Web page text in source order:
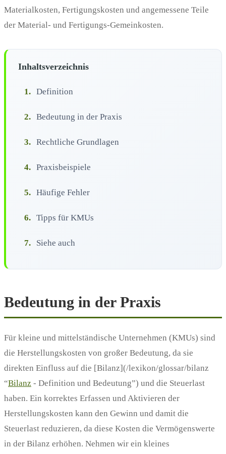
Materialkosten, Fertigungskosten und angemessene Teile
der Material- und Fertigungs-Gemeinkosten.
Inhaltsverzeichnis
1. Definition
2. Bedeutung in der Praxis
3. Rechtliche Grundlagen
4. Praxisbeispiele
5. Häufige Fehler
6. Tipps für KMUs
7. Siehe auch
Bedeutung in der Praxis
Für kleine und mittelständische Unternehmen (KMUs) sind
die Herstellungskosten von großer Bedeutung, da sie
direkten Einfluss auf die [Bilanz](/lexikon/glossar/bilanz
“Bilanz - Definition und Bedeutung”) und die Steuerlast
haben. Ein korrektes Erfassen und Aktivieren der
Herstellungskosten kann den Gewinn und damit die
Steuerlast reduzieren, da diese Kosten die Vermögenswerte
in der Bilanz erhöhen. Nehmen wir ein kleines